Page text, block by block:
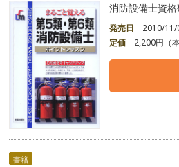
消防設備士資
発売日
2010/11/
定価
2,200円（
書籍